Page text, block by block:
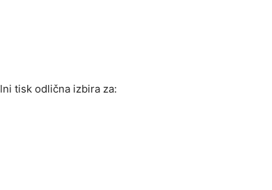
tisk odlična izbira za: